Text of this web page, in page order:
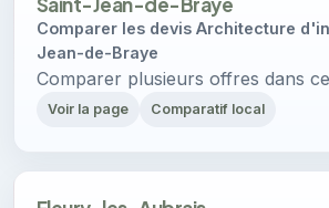
Comparer les devis Architecture
Jean-de-Braye
Comparer plusieurs offres dans
Voir la page Comparatif local